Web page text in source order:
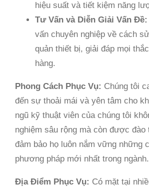
hiệu suất và tiết kiệm năng
Tư Vấn và Diễn Giải Vấn Đề:
vấn chuyên nghiệp về cách
quản thiết bị, giải đáp mọi
hàng.
Phong Cách Phục Vụ: Chúng tôi
đến sự thoải mái và yên tâm cho
ngũ kỹ thuật viên của chúng tôi
nghiệm sâu rộng mà còn được đào
đảm bảo họ luôn nắm vững những
phương pháp mới nhất trong ngành.
Địa Điểm Phục Vụ: Có mặt tại